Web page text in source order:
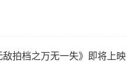
拍档之万无一失》即将上映